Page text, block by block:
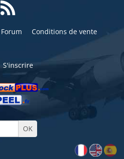
Forum
Conditions de vente
S'inscrire